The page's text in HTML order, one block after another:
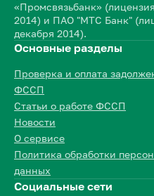
«Промсвязьбанк»
2014) и ПАО "МТС Банк"
декабря 2014).
Основные разделы
Проверка и оплата
ФССП
Статьи о работе ФССП
Новости
О сервисе
Политика обработки
данных
Социальные сети